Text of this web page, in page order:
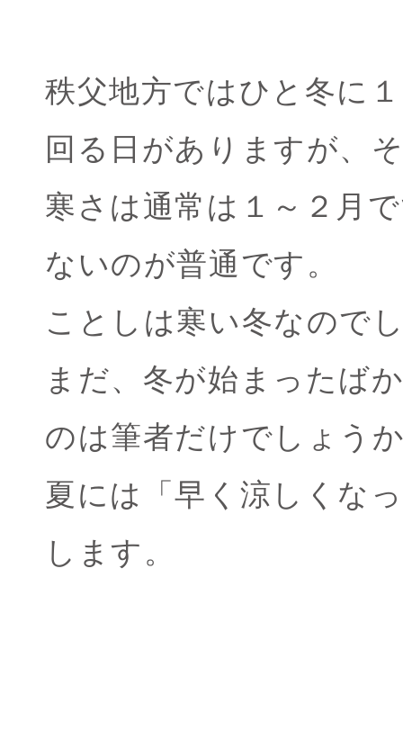
秩父地方ではひと冬に
回る日がありますが、
寒さは通常は１～２月
ないのが普通です。
ことしは寒い冬なので
まだ、冬が始まったば
のは筆者だけでしょう
夏には「早く涼しくな
します。